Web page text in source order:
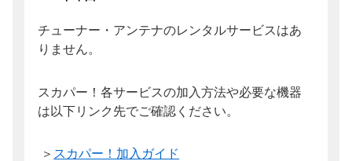
チューナー・アンテナのレンタルサービスはあ
りません。
スカパー！各サービスの加入方法や必要な機器
は以下リンク先でご確認ください。
＞ スカパー！加入ガイド